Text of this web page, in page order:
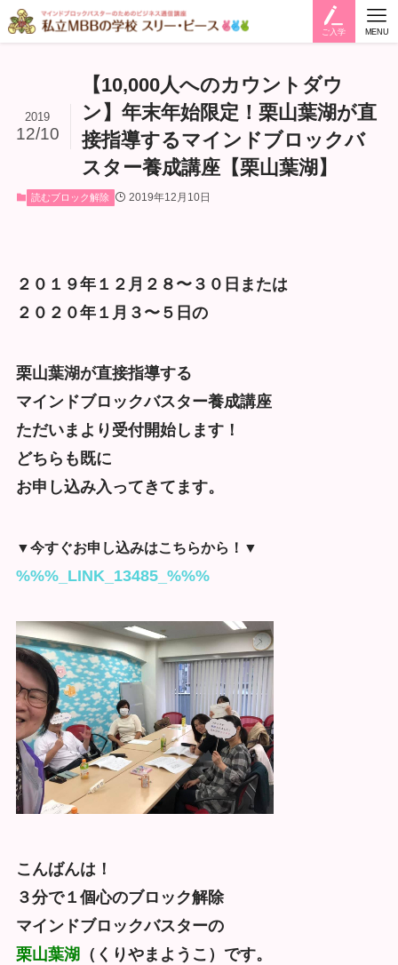
ご入学 MENU
【10,000人へのカウントダウ
ン】年末年始限定！栗山葉湖が直
接指導するマインドブロックバ
スター養成講座【栗山葉湖】
2019
12/10
読むブロック解除 2019年12月10日
２０１９年１２月２８〜３０日または
２０２０年１月３〜５日の
栗山葉湖が直接指導する
マインドブロックバスター養成講座
ただいまより受付開始します！
どちらも既に
お申し込み入ってきてます。
▼今すぐお申し込みはこちらから！▼
%%%_LINK_13485_%%%
こんばんは！
３分で１個心のブロック解除
マインドブロックバスターの
栗山葉湖 （くりやまようこ） です。